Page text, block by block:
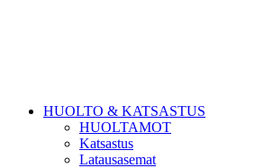
HUOLTO & KATSASTUS
HUOLTAMOT
Katsastus
Latausasemat